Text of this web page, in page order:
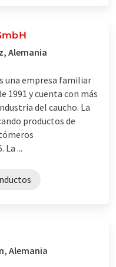
Alemania
una empresa familiar
1991 y cuenta con más
del caucho. La
productos de
La ...
Alemania